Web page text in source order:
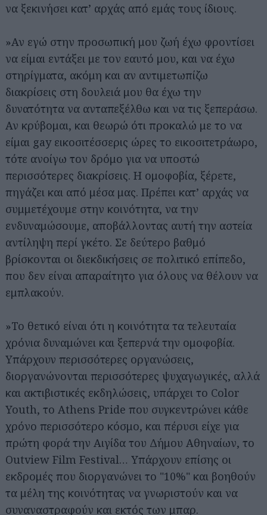
να ξεκινήσει κατ’ αρχάς από εμάς τους ίδιους.
»Αν εγώ στην προσωπική μου ζωή έχω φροντίσει
να είμαι εντάξει με τον εαυτό μου, και να έχω
στηρίγματα, ακόμη και αν αντιμετωπίζω
διακρίσεις στη δουλειά μου θα έχω την
δυνατότητα να ανταπεξέλθω και να τις ξεπεράσω.
Αν κρύβομαι, και θεωρώ ότι προκαλώ με το να
είμαι gay εικοσιτέσσερις ώρες το εικοσιτετράωρο,
τότε ανοίγω τον δρόμο για να υποστώ
περισσότερες διακρίσεις. Η ομοφοβία, ξέρετε,
πηγάζει και από μέσα μας. Πρέπει κατ’ αρχάς να
συμμετέχουμε στην κοινότητα, να την
ενδυναμώσουμε, αποβάλλοντας αυτή την αστεία
αντίληψη περί γκέτο. Σε δεύτερο βαθμό
βρίσκονται οι διεκδικήσεις σε πολιτικό επίπεδο,
που δεν είναι απαραίτητο για όλους να θέλουν να
εμπλακούν.
»Το θετικό είναι ότι η κοινότητα τα τελευταία
χρόνια δυναμώνει και ξεπερνά την ομοφοβία.
Υπάρχουν περισσότερες οργανώσεις,
διοργανώνονται περισσότερες ψυχαγωγικές, αλλά
και ακτιβιστικές εκδηλώσεις, υπάρχει το Color
Youth, το Athens Pride που συγκεντρώνει κάθε
χρόνο περισσότερο κόσμο, και πέρυσι είχε για
πρώτη φορά την Αιγίδα του Δήμου Αθηναίων, το
Outview Film Festival… Υπάρχουν επίσης οι
εκδρομές που διοργανώνει το "10%" και βοηθούν
τα μέλη της κοινότητας να γνωριστούν και να
συναναστραφούν και εκτός των μπαρ.